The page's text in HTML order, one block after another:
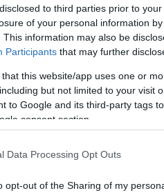
to third parties prior to
of your personal information
This information may also be
Participants that may further
that this website/app uses one or
but not limited to your visit
to Google and its third-party tags
consent section.
Data Processing Opt Outs
opt-out of the Sharing of my
Emissões, distâncias
de utilização reduzidos e
para veículos
de VCL 100% eléctricos
desempenho. E para
de contratos de